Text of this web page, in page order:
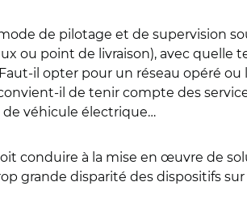
de pilotage et de supervision
ou point de livraison), avec
il opter pour un réseau opéré ou
il de tenir compte des
véhicule électrique…
conduire à la mise en œuvre de
grande disparité des dispositifs